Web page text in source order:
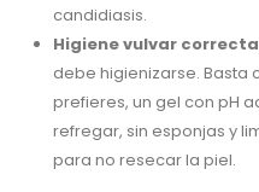
candidiasis.
Higiene vulvar correcta
debe higienizarse. Basta
prefieres, un gel con pH
refregar, sin esponjas y
para no resecar la piel.